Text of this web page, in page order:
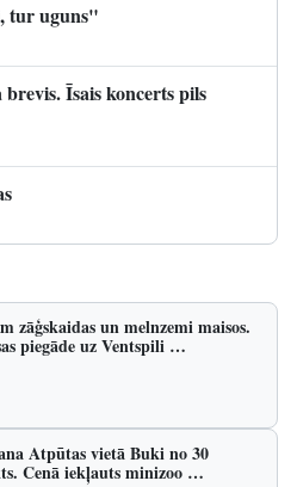
tur uguns"
Īsais koncerts pils
zāģskaidas un melnzemi maisos.
piegāde uz Ventspili …
Atpūtas vietā Buki no 30
Cenā iekļauts minizoo …